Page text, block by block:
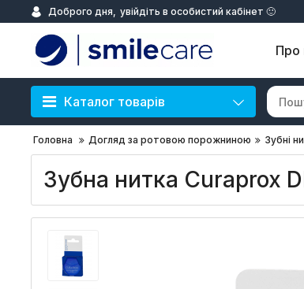
Доброго дня, увійдіть в особистий кабінет 🙂
Про
Каталог товарів
Головна Догляд за ротовою порожниною Зубні
Зубна нитка Curaprox